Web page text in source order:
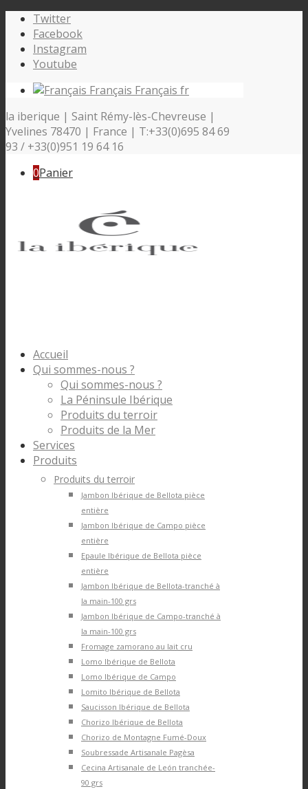
Twitter
Facebook
Instagram
Youtube
Français Français fr
la iberique | Saint Rémy-lès-Chevreuse |
Yvelines 78470 | France | T:+33(0)695 84 69
93 / +33(0)951 19 64 16
0Panier
Accueil
Qui sommes-nous ?
Qui sommes-nous ?
La Péninsule Ibérique
Produits du terroir
Produits de la Mer
Services
Produits
Produits du terroir
Jambon Ibérique de Bellota pièce
entière
Jambon Ibérique de Campo pièce
entière
Epaule Ibérique de Bellota pièce
entière
Jambon Ibérique de Bellota-tranché à
la main-100 grs
Jambon Ibérique de Campo-tranché à
la main-100 grs
Fromage zamorano au lait cru
Lomo Ibérique de Bellota
Lomo Ibérique de Campo
Lomito Ibérique de Bellota
Saucisson Ibérique de Bellota
Chorizo Ibérique de Bellota
Chorizo de Montagne Fumé-Doux
Soubressade Artisanale Pagèsa
Cecina Artisanale de León tranchée-
90 grs